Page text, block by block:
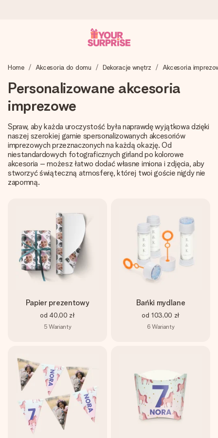
Tworzymy Twój prezent z troską i wysyłamy go w mgnieniu
właściwym momencie, kiedy ma to największe znaczenie
4,7 (na podstawie +15 000 opinii)
Nasze prezenty inspirują. Klienci oceniają nas na 4,7 w
Google Reviews.
Stwórz coś wyjątkowego w zaledwie kilku krokach – z jej
imieniem, swoim zdjęciem lub wiadomością, która naprawdę
poruszy serce. Bez problemu, po prostu ogrom miłości na
tę chwilę.
Home Akcesoria do domu Dekoracje wnętrz Akcesoria
Personalizowane akcesoria
imprezowe
Spraw, aby każda uroczystość była naprawdę wyjątkowa dzięki
naszej szerokiej gamie spersonalizowanych akcesoriów
imprezowych przeznaczonych na każdą okazję. Od
niestandardowych fotograficznych girland po kolorowe
akcesoria – możesz łatwo dodać własne imiona i zdjęcia, aby
stworzyć świąteczną atmosferę, której twoi goście nigdy nie
zapomną.
Papier prezentowy
od 40,00 zł
5 Warianty
Bańki mydlane
od 103,00 zł
6 Warianty